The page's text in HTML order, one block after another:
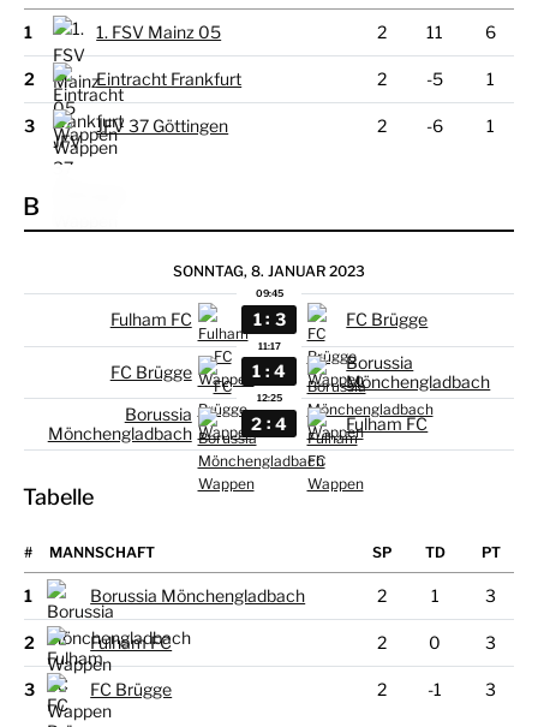
1 1. FSV Mainz 05 2 11 6
2 Eintracht Frankfurt 2 -5 1
3 JFV 37 Göttingen 2 -6 1
B
SONNTAG, 8. JANUAR 2023
09:45
Fulham FC 1 : 3 FC Brügge
11:17
FC Brügge 1 : 4
Borussia
Mönchengladbach
12:25
Borussia
Mönchengladbach
2 : 4 Fulham FC
Tabelle
# MANNSCHAFT
1 Borussia Mönchengladbach 2 1 3
2 Fulham FC 2 0 3
3 FC Brügge 2 -1 3